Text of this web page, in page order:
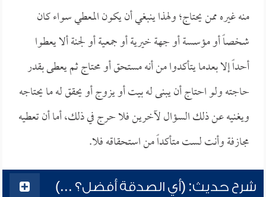
منه غيره ممن يحتاج؛ ولهذا ينبغي أن يكون المعطي سواء كان
شخصاً أو مؤسسة أو جهة خيرية أو جمعية أو لجنة ألا يعطوا
أحداً إلا بعدما يتأكدوا من أنه مستحق أو محتاج ثم يعطى بقدر
حاجته ولو احتاج أن يبنى له بيت أو يزوج أو يحقق له ما يحتاجه
ويغنيه عن ذلك السؤال لآخرين فلا حرج في ذلك، أما أن تعطيه
مجازفة وأنت لست متأكداً من استحقاقه فلا.
شرح حديث: (أي الصدقة أفضل؟ ...)